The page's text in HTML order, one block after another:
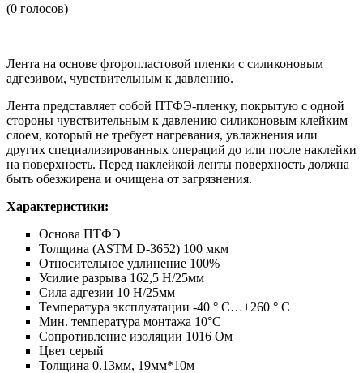
(0 голосов)
Лента на основе фторопластовой пленки с силиконовым
адгезивом, чувствительным к давлению.
Лента представляет собой ПТФЭ-пленку, покрытую с одной
стороны чувствительным к давлению силиконовым клейким
слоем, который не требует нагревания, увлажнения или
других специализированных операций до или после наклейки
на поверхность. Перед наклейкой ленты поверхность должна
быть обезжирена и очищена от загрязнения.
Характеристики:
Основа ПТФЭ
Толщина (ASTM D-3652) 100 мкм
Относительное удлинение 100%
Усилие разрыва 162,5 Н/25мм
Сила адгезии 10 Н/25мм
Температура эксплуатации -40 ° C…+260 ° C
Мин. температура монтажа 10°C
Сопротивление изоляции 1016 Ом
Цвет серый
Толщина 0.13мм, 19мм*10м